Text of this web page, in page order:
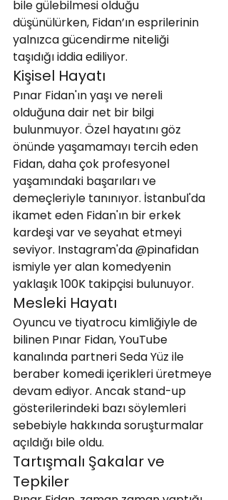
bile gülebilmesi olduğu
düşünülürken, Fidan’ın esprilerinin
yalnızca gücendirme niteliği
taşıdığı iddia ediliyor.
Kişisel Hayatı
Pınar Fidan'ın yaşı ve nereli
olduğuna dair net bir bilgi
bulunmuyor. Özel hayatını göz
önünde yaşamamayı tercih eden
Fidan, daha çok profesyonel
yaşamındaki başarıları ve
demeçleriyle tanınıyor. İstanbul'da
ikamet eden Fidan'ın bir erkek
kardeşi var ve seyahat etmeyi
seviyor. Instagram'da @pinafidan
ismiyle yer alan komedyenin
yaklaşık 100K takipçisi bulunuyor.
Mesleki Hayatı
Oyuncu ve tiyatrocu kimliğiyle de
bilinen Pınar Fidan, YouTube
kanalında partneri Seda Yüz ile
beraber komedi içerikleri üretmeye
devam ediyor. Ancak stand-up
gösterilerindeki bazı söylemleri
sebebiyle hakkında soruşturmalar
açıldığı bile oldu.
Tartışmalı Şakalar ve
Tepkiler